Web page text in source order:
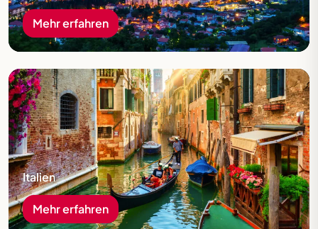
Mehr erfahren
Mehr erfahren
Italien
Mehr erfahren